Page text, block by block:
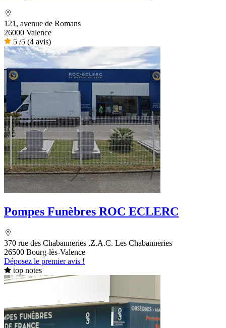
121, avenue de Romans
26000 Valence
5 /5 (4 avis)
Pompes Funèbres ROC ECLERC
370 rue des Chabanneries ,Z.A.C. Les Chabanneries
26500 Bourg-lès-Valence
Déposez le premier avis !
top notes